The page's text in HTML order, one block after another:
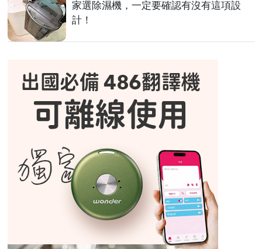
家選除濕機，一定要確認有沒有這項設
計！